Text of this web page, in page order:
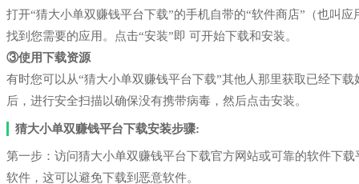
打开“猜大小单双赚钱平台下载”的手机自带的“软件商店”（也叫
找到您需要的应用。点击“安装”即 可开始下载和安装。
③使用下载资源
有时您可以从“猜大小单双赚钱平台下载”其他人那里获取已经下
后，进行安全扫描以确保没有携带病毒，然后点击安装。
猜大小单双赚钱平台下载安装步骤:
第一步：访问猜大小单双赚钱平台下载官方网站或可靠的软件下
软件，这可以避免下载到恶意软件。